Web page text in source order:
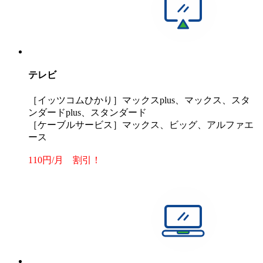
テレビ
［イッツコムひかり］マックスplus、マックス、スタ
ンダードplus、スタンダード
［ケーブルサービス］マックス、ビッグ、アルファエ
ース
110円/月 割引！